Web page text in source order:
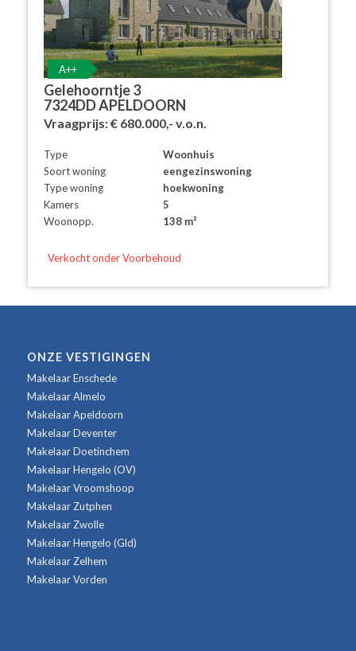
A++
Gelehoorntje 3
7324DD APELDOORN
Vraagprijs:€ 680.000,- v.o.n.
Type
Woonhuis
Soort woning
eengezinswoning
Type woning
hoekwoning
Kamers
5
Woonopp.
138 m²
Verkocht onder Voorbehoud
ONZE VESTIGINGEN
Makelaar Enschede
Makelaar Almelo
Makelaar Apeldoorn
Makelaar Deventer
Makelaar Doetinchem
Makelaar Hengelo (OV)
Makelaar Vroomshoop
Makelaar Zutphen
Makelaar Zwolle
Makelaar Hengelo (Gld)
Makelaar Zelhem
Makelaar Vorden